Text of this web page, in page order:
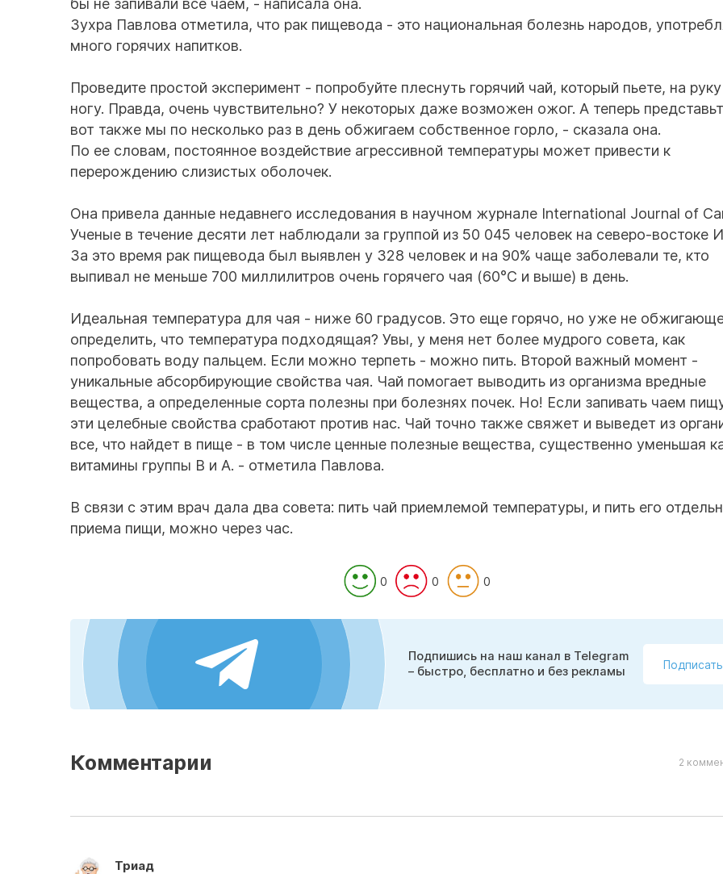
бы не запивали все чаем, - написала она.
Зухра Павлова отметила, что рак пищевода - это национальная болезнь народов,
много горячих напитков.
Проведите простой эксперимент - попробуйте плеснуть горячий чай, который пьете, на
ногу. Правда, очень чувствительно? У некоторых даже возможен ожог. А теперь
вот также мы по несколько раз в день обжигаем собственное горло, - сказала она.
По ее словам, постоянное воздействие агрессивной температуры может привести к
перерождению слизистых оболочек.
Она привела данные недавнего исследования в научном журнале International Journal of
Ученые в течение десяти лет наблюдали за группой из 50 045 человек на северо-востоке
За это время рак пищевода был выявлен у 328 человек и на 90% чаще заболевали те, кто
выпивал не меньше 700 миллилитров очень горячего чая (60°C и выше) в день. ⠀
Идеальная температура для чая - ниже 60 градусов. Это еще горячо, но уже не
определить, что температура подходящая? Увы, у меня нет более мудрого совета, как
попробовать воду пальцем. Если можно терпеть - можно пить. Второй важный момент -
уникальные абсорбирующие свойства чая. Чай помогает выводить из организма вредные
вещества, а определенные сорта полезны при болезнях почек. Но! Если запивать чаем
эти целебные свойства сработают против нас. Чай точно также свяжет и выведет из
все, что найдет в пище - в том числе ценные полезные вещества, существенно уменьшая
витамины группы В и А. - отметила Павлова.
В связи с этим врач дала два совета: пить чай приемлемой температуры, и пить его
приема пищи, можно через час.
0 0 0
Подпишись на наш канал в Telegram
– быстро, бесплатно и без рекламы
Комментарии 2
Триад